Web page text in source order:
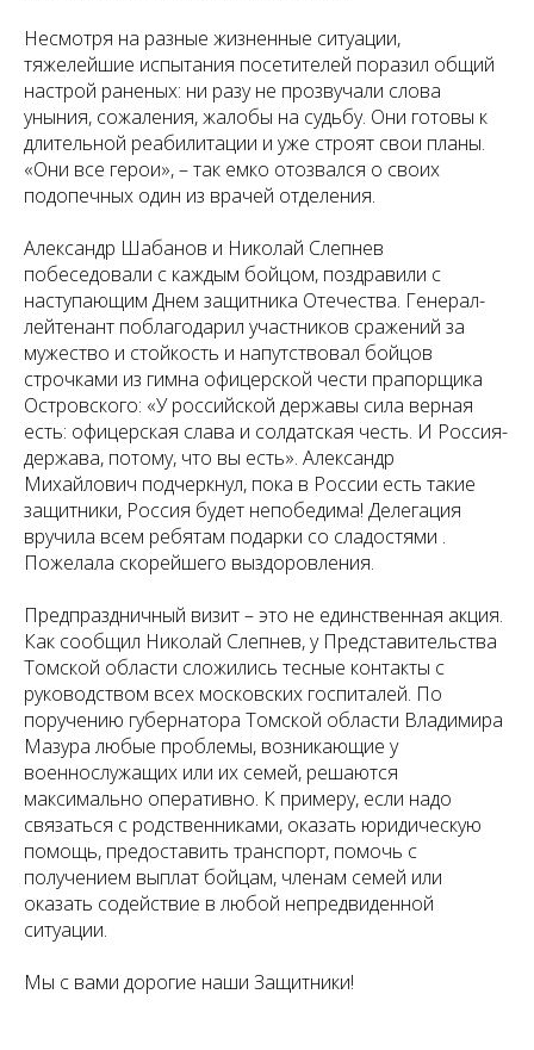
Несмотря на разные жизненные ситуации,
тяжелейшие испытания посетителей поразил общий
настрой раненых: ни разу не прозвучали слова
уныния, сожаления, жалобы на судьбу. Они готовы к
длительной реабилитации и уже строят свои планы.
«Они все герои», – так емко отозвался о своих
подопечных один из врачей отделения.
Александр Шабанов и Николай Слепнев
побеседовали с каждым бойцом, поздравили с
наступающим Днем защитника Отечества. Генерал-
лейтенант поблагодарил участников сражений за
мужество и стойкость и напутствовал бойцов
строчками из гимна офицерской чести прапорщика
Островского: «У российской державы сила верная
есть: офицерская слава и солдатская честь. И Россия-
держава, потому, что вы есть». Александр
Михайлович подчеркнул, пока в России есть такие
защитники, Россия будет непобедима! Делегация
вручила всем ребятам подарки со сладостями .
Пожелала скорейшего выздоровления.
Предпраздничный визит – это не единственная акция.
Как сообщил Николай Слепнев, у Представительства
Томской области сложились тесные контакты с
руководством всех московских госпиталей. По
поручению губернатора Томской области Владимира
Мазура любые проблемы, возникающие у
военнослужащих или их семей, решаются
максимально оперативно. К примеру, если надо
связаться с родственниками, оказать юридическую
помощь, предоставить транспорт, помочь с
получением выплат бойцам, членам семей или
оказать содействие в любой непредвиденной
ситуации.
Мы с вами дорогие наши Защитники!